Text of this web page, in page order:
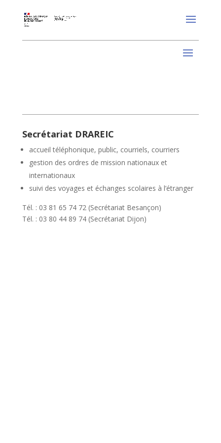
Secrétariat DRAREIC
accueil téléphonique, public, courriels, courriers
gestion des ordres de mission nationaux et
internationaux
suivi des voyages et échanges scolaires à l’étranger
Tél. : 03 81 65 74 72 (Secrétariat Besançon)
Tél. : 03 80 44 89 74 (Secrétariat Dijon)